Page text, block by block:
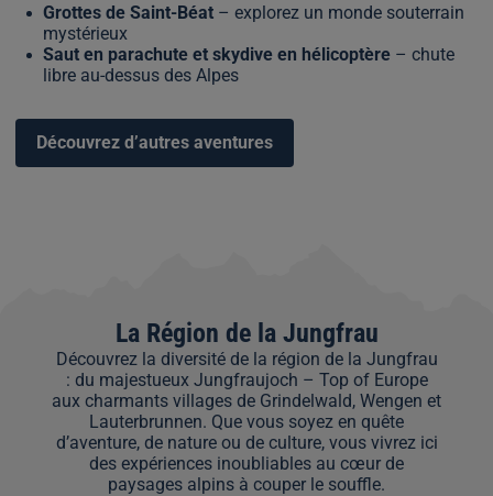
Grottes de Saint-Béat – explorez un monde souterrain
mystérieux
Saut en parachute et skydive en hélicoptère – chute
libre au-dessus des Alpes
Découvrez d’autres aventures
La Région de la Jungfrau
Découvrez la diversité de la région de la Jungfrau
: du majestueux Jungfraujoch – Top of Europe
aux charmants villages de Grindelwald, Wengen et
Lauterbrunnen. Que vous soyez en quête
d’aventure, de nature ou de culture, vous vivrez ici
des expériences inoubliables au cœur de
paysages alpins à couper le souffle.